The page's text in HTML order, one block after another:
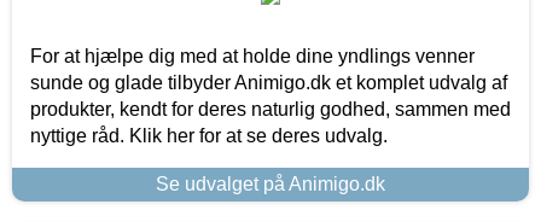
For at hjælpe dig med at holde dine yndlings venner
sunde og glade tilbyder Animigo.dk et komplet udvalg af
produkter, kendt for deres naturlig godhed, sammen med
nyttige råd. Klik her for at se deres udvalg.
Se udvalget på Animigo.dk